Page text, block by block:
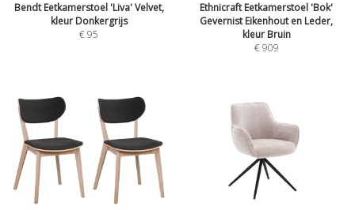
Bendt Eetkamerstoel 'Liva' Velvet,
kleur Donkergrijs
€95
Ethnicraft Eetkamerstoel 'Bok'
Gevernist Eikenhout en Leder,
kleur Bruin
€909